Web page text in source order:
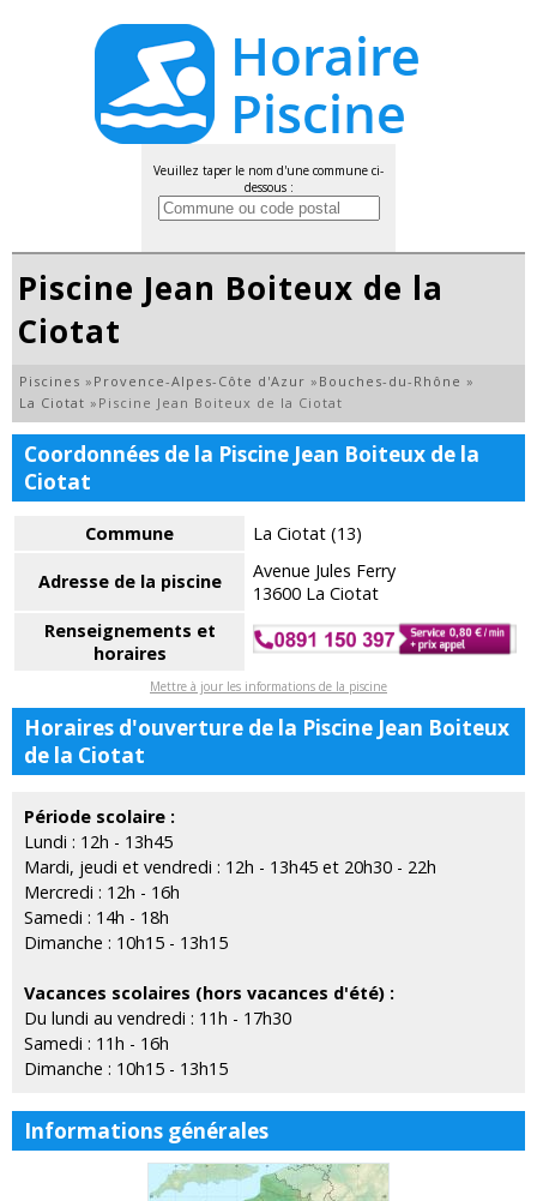
Veuillez taper le nom d'une commune ci-
dessous :
Piscine Jean Boiteux de la
Ciotat
Piscines » Provence-Alpes-Côte d'Azur » Bouches-du-Rhône »
La Ciotat » Piscine Jean Boiteux de la Ciotat
Coordonnées de la Piscine Jean Boiteux de la
Ciotat
Commune La Ciotat (13)
Adresse de la piscine
Avenue Jules Ferry
13600 La Ciotat
Renseignements et
horaires
Mettre à jour les informations de la piscine
Horaires d'ouverture de la Piscine Jean Boiteux
de la Ciotat
Période scolaire :
Lundi : 12h - 13h45
Mardi, jeudi et vendredi : 12h - 13h45 et 20h30 - 22h
Mercredi : 12h - 16h
Samedi : 14h - 18h
Dimanche : 10h15 - 13h15
Vacances scolaires (hors vacances d'été) :
Du lundi au vendredi : 11h - 17h30
Samedi : 11h - 16h
Dimanche : 10h15 - 13h15
Informations générales